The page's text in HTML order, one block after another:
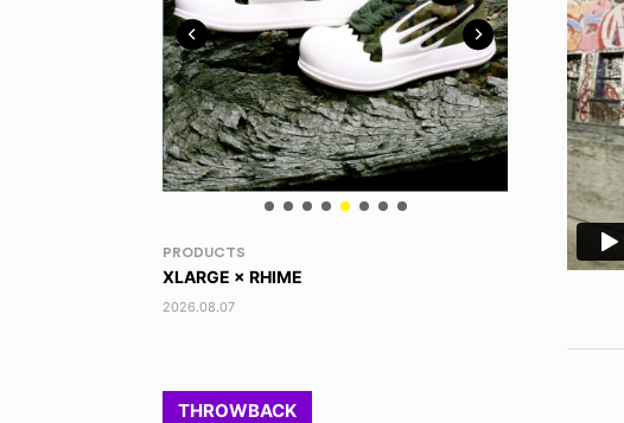
VOICE OF FREEDOM
TONY ALVA (ENGLISH)
2026.08.07
RANDOM
DINOSAUR JR.
THROWBACK